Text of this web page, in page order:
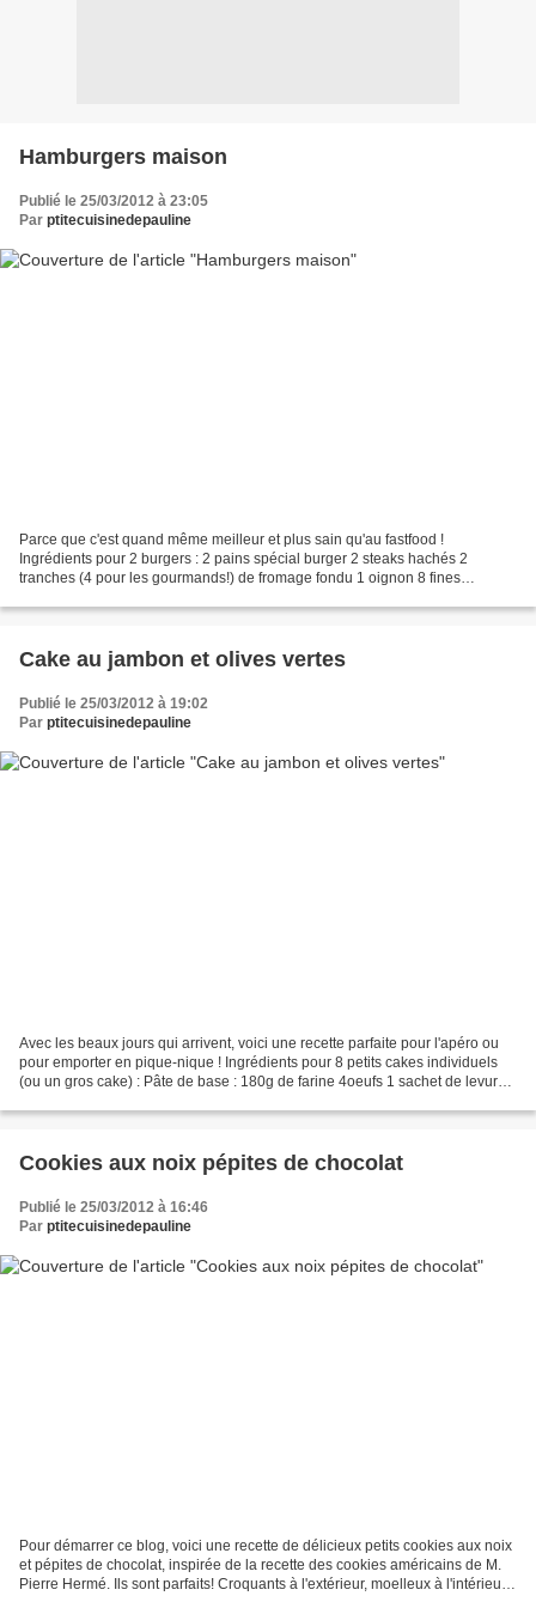
Hamburgers maison
Publié le 25/03/2012 à 23:05
Par ptitecuisinedepauline
Parce que c'est quand même meilleur et plus sain qu'au fastfood !
Ingrédients pour 2 burgers : 2 pains spécial burger 2 steaks hachés 2
tranches (4 pour les gourmands!) de fromage fondu 1 oignon 8 fines
Cake au jambon et olives vertes
Publié le 25/03/2012 à 19:02
Par ptitecuisinedepauline
Avec les beaux jours qui arrivent, voici une recette parfaite pour l'apéro ou
pour emporter en pique-nique ! Ingrédients pour 8 petits cakes individuels
(ou un gros cake) : Pâte de base : 180g de farine 4oeufs 1 sachet de levure
Cookies aux noix pépites de chocolat
Publié le 25/03/2012 à 16:46
Par ptitecuisinedepauline
Pour démarrer ce blog, voici une recette de délicieux petits cookies aux noix
et pépites de chocolat, inspirée de la recette des cookies américains de M.
Pierre Hermé. Ils sont parfaits! Croquants à l'extérieur, moelleux à l'intérieur,